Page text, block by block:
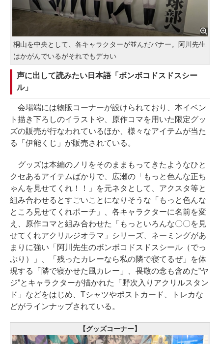
桐山を中央として、各キャラクターが並んだバナー。阿川先生
はかがんでいるがそれでもデカい
声に出して読みたい日本語「ボンボコドスドスシー
ル」
会場端には物販コーナーが設けられており、本イベン
ト描き下ろしのイラストや、原作コマを用いた限定グッ
ズの販売が行なわれているほか、様々なアイテムが当た
る「伊能くじ」が販売されている。
グッズは本編のノリをそのままもってきたようなひと
クセあるアイテムばかりで、広瀬の「もっと色んな正ち
ゃんを見せてくれ！！」を元ネタとして、アクスタ等と
組み合わせるとすごいことになりそうな「もっと色んな
ところ見せてくれポーチ」、各キャラクターに名前を変
え、原作コマと組み合わせた「もっといろんな〇〇を見
せてくれアクリルジオラマ」シリーズ、ネーミングがあ
まりに強い「阿川先生のボンボコドスドスシール（でっ
ぷり）」、「残ったカレーなら私の隣で寝てるぜ」を体
現する「隣で寝かせた風カレー」、畏敬の念も含めた”ヤ
ジ”とキャラクターが描かれた「野次入りアクリルスタン
ド」などをはじめ、Tシャツやポストカード、トレカな
どがラインナップされている。
【グッズコーナー】